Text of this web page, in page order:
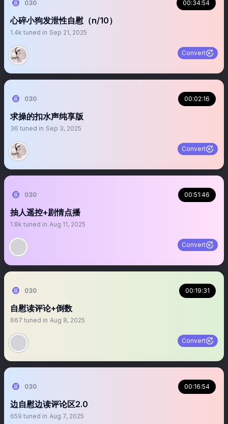
030 00:34:54
心碎小狗发泄性自慰（n/10）
1.4k tuned in Sep 21, 2025
Convert
030 00:02:16
求操的扣水声纯享版
36 tuned in Sep 3, 2025
Convert
030 00:51:46
抽人遥控+剧情点播
1.8k tuned in Aug 11, 2025
Convert
030 00:19:31
自慰读评论+倒数
667 tuned in Aug 8, 2025
Convert
030 00:16:54
边自慰边读评论区2.0
659 tuned in Aug 7, 2025